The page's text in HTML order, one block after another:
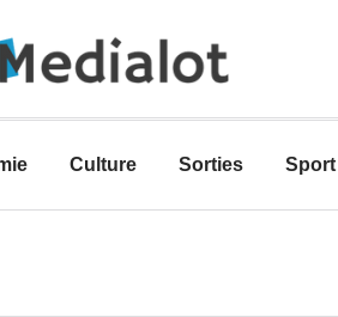
Culture Sorties Sport